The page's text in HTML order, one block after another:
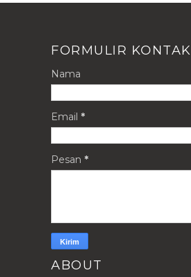
FORMULIR KONTAK
Nama
Email *
Pesan *
ABOUT